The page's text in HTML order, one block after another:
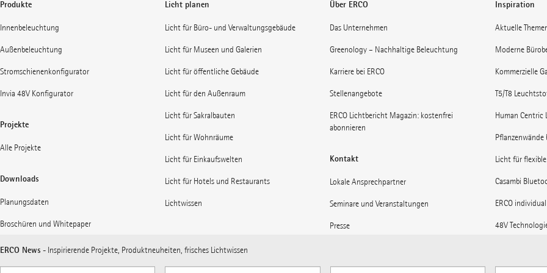
Produkte
Innenbeleuchtung
Außenbeleuchtung
Stromschienenkonfigurator
Invia 48V Konfigurator
Projekte
Alle Projekte
Downloads
Planungsdaten
Broschüren und Whitepaper
Licht planen
Licht für Büro- und Verwaltungsgebäude
Licht für Museen und Galerien
Licht für öffentliche Gebäude
Licht für den Außenraum
Licht für Sakralbauten
Licht für Wohnräume
Licht für Einkaufswelten
Licht für Hotels und Restaurants
Lichtwissen
Über ERCO
Das Unternehmen
Greenology – Nachhaltige Beleuchtung
Karriere bei ERCO
Stellenangebote
ERCO Lichtbericht Magazin: kostenfrei
abonnieren
Kontakt
Lokale Ansprechpartner
Seminare und Veranstaltungen
Presse
ERCO News abonnieren
Inspiration
Aktuelle
Moderne
Kommerzielle
T5/T8
Human Centric
Pflanzenwände
Licht für
Casambi
ERCO individual
48V
Licht für
ERCO News - Inspirierende Projekte, Produktneuheiten, frisches Lichtwissen